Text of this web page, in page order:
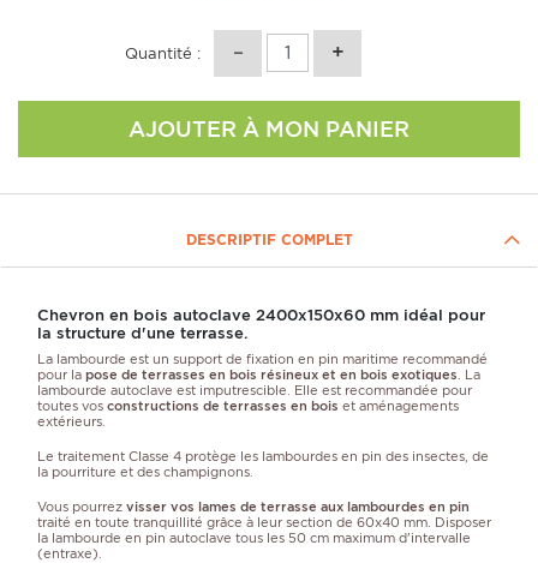
Quantité :
AJOUTER À MON PANIER
DESCRIPTIF COMPLET
Chevron en bois autoclave 2400x150x60 mm idéal pour
la structure d'une terrasse.
La lambourde est un support de fixation en pin maritime recommandé
pour la pose de terrasses en bois résineux et en bois exotiques . La
lambourde autoclave est imputrescible. Elle est recommandée pour
toutes vos constructions de terrasses en bois et aménagements
extérieurs.
Le traitement Classe 4 protège les lambourdes en pin des insectes, de
la pourriture et des champignons.
Vous pourrez visser vos lames de terrasse aux lambourdes en pin
traité en toute tranquillité grâce à leur section de 60x40 mm. Disposer
la lambourde en pin autoclave tous les 50 cm maximum d'intervalle
(entraxe).